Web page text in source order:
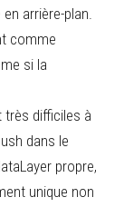
arrière-plan.
comme
si la
très difficiles à
dans le
propre,
unique non